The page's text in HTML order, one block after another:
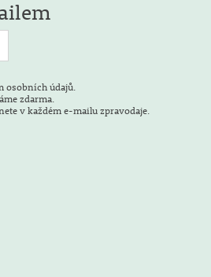
osobních údajů.
zdarma.
v každém e-mailu zpravodaje.